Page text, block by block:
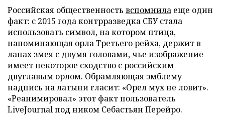
Российская общественность вспомнила еще один
факт: с 2015 года контрразведка СБУ стала
использовать символ, на котором птица,
напоминающая орла Третьего рейха, держит в
лапах змея с двумя головами, чье изображение
имеет некоторое сходство с российским
двуглавым орлом. Обрамляющая эмблему
надпись на латыни гласит: «Орел мух не ловит».
«Реанимировал» этот факт пользователь
LiveJournal под ником Себастьян Перейро.